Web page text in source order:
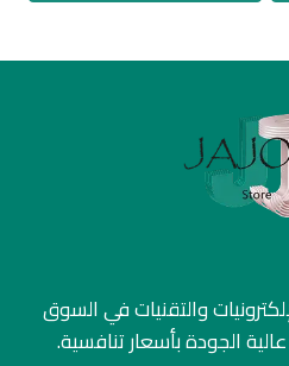
والتقنيات في السوق
الجودة بأسعار تنافسية.